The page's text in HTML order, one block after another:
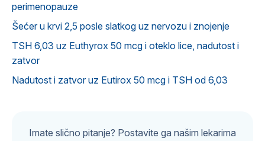
perimenopauze
Šećer u krvi 2,5 posle slatkog uz nervozu i znojenje
TSH 6,03 uz Euthyrox 50 mcg i oteklo lice, nadutost i
zatvor
Nadutost i zatvor uz Eutirox 50 mcg i TSH od 6,03
Imate slično pitanje? Postavite ga našim lekarima